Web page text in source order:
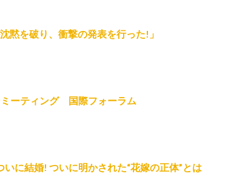
黙を破り、衝撃の発表を行った!」
ーティング 国際フォーラム
に結婚! ついに明かされた“花嫁の正体”とは